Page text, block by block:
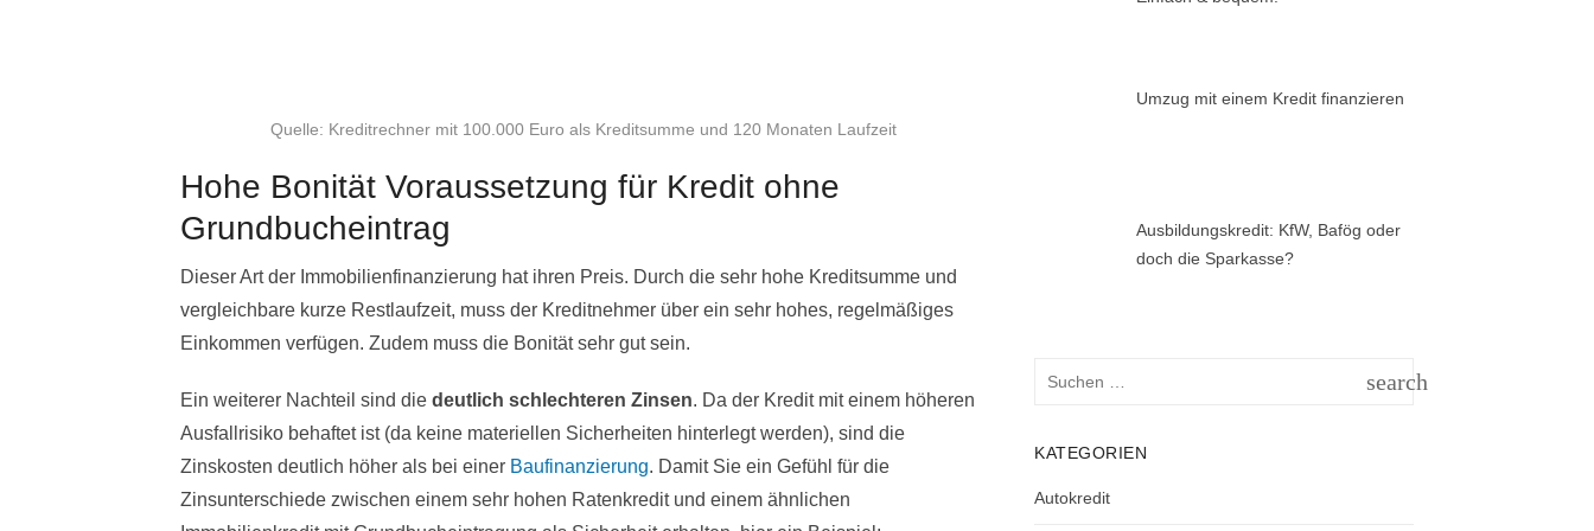
Quelle: Kreditrechner mit 100.000 Euro als Kreditsumme und 120 Monaten Laufzeit
Hohe Bonität Voraussetzung für Kredit ohne
Grundbucheintrag
Dieser Art der Immobilienfinanzierung hat ihren Preis. Durch die sehr hohe Kreditsumme und
vergleichbare kurze Restlaufzeit, muss der Kreditnehmer über ein sehr hohes, regelmäßiges
Einkommen verfügen. Zudem muss die Bonität sehr gut sein.
Ein weiterer Nachteil sind die deutlich schlechteren Zinsen. Da der Kredit mit einem höheren
Ausfallrisiko behaftet ist (da keine materiellen Sicherheiten hinterlegt werden), sind die
Zinskosten deutlich höher als bei einer Baufinanzierung. Damit Sie ein Gefühl für die
Zinsunterschiede zwischen einem sehr hohen Ratenkredit und einem ähnlichen
Umzug mit einem Kredit finanzieren
Ausbildungskredit: KfW, Bafög oder
doch die Sparkasse?
search
KATEGORIEN
Autokredit